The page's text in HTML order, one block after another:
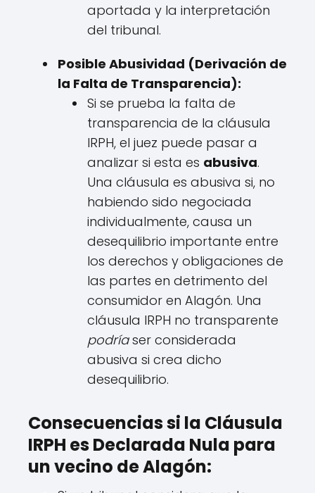
aportada y la interpretación
del tribunal.
Posible Abusividad (Derivación de
la Falta de Transparencia):
Si se prueba la falta de
transparencia de la cláusula
IRPH, el juez puede pasar a
analizar si esta es abusiva.
Una cláusula es abusiva si, no
habiendo sido negociada
individualmente, causa un
desequilibrio importante entre
los derechos y obligaciones de
las partes en detrimento del
consumidor en Alagón. Una
cláusula IRPH no transparente
podríaser considerada
abusiva si crea dicho
desequilibrio.
Consecuencias si la Cláusula
IRPH es Declarada Nula para
un vecino de Alagón: